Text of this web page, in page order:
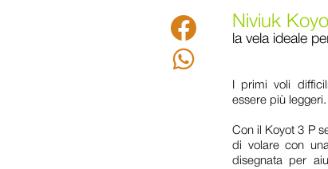
FacebookNiviuk
la vela ideale
I primi voli
essere più leggeri.
Con il Koyot 3 P
di volare con
disegnata per